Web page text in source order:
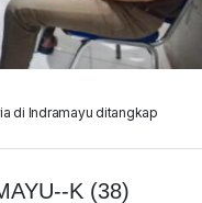
di Indramayu ditangkap
K (38)